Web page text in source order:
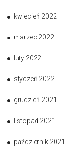
kwiecień 2022
marzec 2022
luty 2022
styczeń 2022
grudzień 2021
listopad 2021
październik 2021